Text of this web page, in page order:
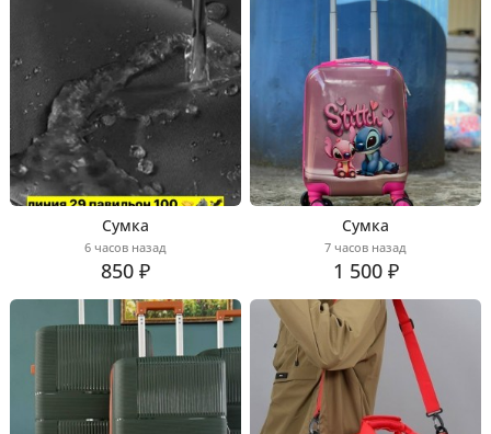
Сумка
6 часов назад
850 ₽
Сумка
7 часов назад
1 500 ₽